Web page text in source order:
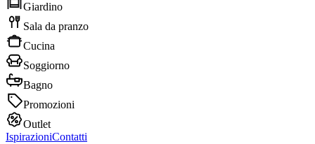
Giardino
Sala da pranzo
Cucina
Soggiorno
Bagno
Promozioni
Outlet
IspirazioniContatti